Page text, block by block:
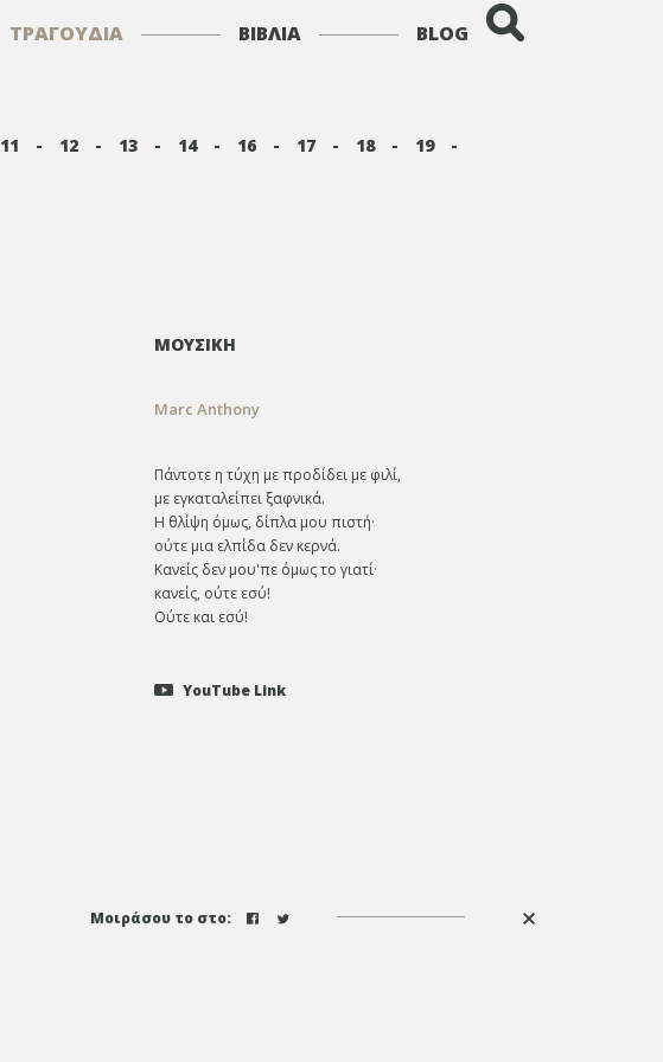
ΤΡΑΓΟΥΔΙΑ ΒΙΒΛΙΑ BLOG
11 - 12 - 13 - 14 - 16 - 17 - 18 - 19
-
ΜΟΥΣΙΚΗ
Marc Anthony
Πάντοτε η τύχη με προδίδει με φιλί,
με εγκαταλείπει ξαφνικά.
Η θλίψη όμως, δίπλα μου πιστή·
ούτε μια ελπίδα δεν κερνά.
Κανείς δεν μου'πε όμως το γιατί·
κανείς, ούτε εσύ!
Ούτε και εσύ!
YouTube Link
Μοιράσου το στο: